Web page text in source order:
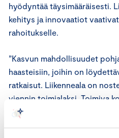
hyödyntää täysimääräisesti.
kehitys ja innovaatiot
rahoitukselle.
”Kasvun mahdollisuudet
haasteisiin, joihin on
ratkaisut. Liikenneala on
viennin toimialaksi. Toimiva
investoinnit älykkäiden ja